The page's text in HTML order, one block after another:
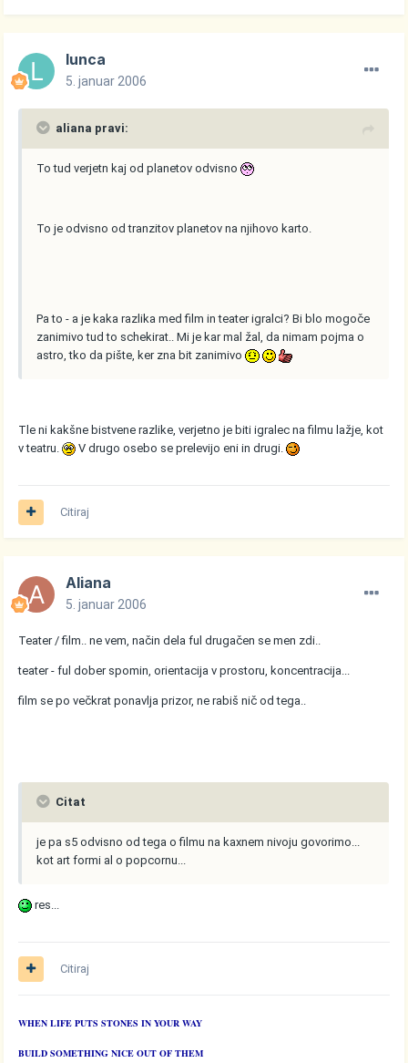
lunca
5. januar 2006
aliana pravi:
To tud verjetn kaj od planetov odvisno
To je odvisno od tranzitov planetov na njihovo karto.
Pa to - a je kaka razlika med film in teater igralci? Bi blo mogoče
zanimivo tud to schekirat.. Mi je kar mal žal, da nimam pojma o
astro, tko da pište, ker zna bit zanimivo
Tle ni kakšne bistvene razlike, verjetno je biti igralec na filmu lažje, kot
v teatru.
V drugo osebo se prelevijo eni in drugi.
Citiraj
Aliana
5. januar 2006
Teater / film.. ne vem, način dela ful drugačen se men zdi..
teater - ful dober spomin, orientacija v prostoru, koncentracija...
film se po večkrat ponavlja prizor, ne rabiš nič od tega..
Citat
je pa s5 odvisno od tega o filmu na kaxnem nivoju govorimo...
kot art formi al o popcornu...
res...
Citiraj
WHEN LIFE PUTS STONES IN YOUR WAY
BUILD SOMETHING NICE OUT OF THEM